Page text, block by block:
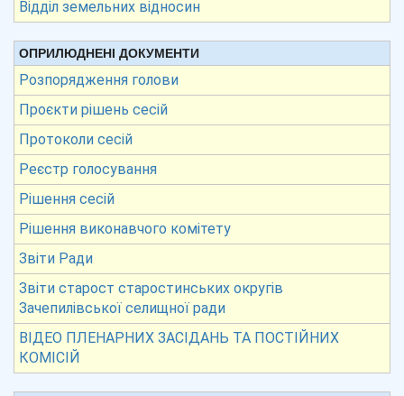
Відділ земельних відносин
ОПРИЛЮДНЕНІ ДОКУМЕНТИ
Розпорядження голови
Проєкти рішень сесій
Протоколи сесій
Реєстр голосування
Рішення сесій
Рішення виконавчого комітету
Звіти Ради
Звіти старост старостинських округів
Зачепилівської селищної ради
ВІДЕО ПЛЕНАРНИХ ЗАСІДАНЬ ТА ПОСТІЙНИХ
КОМІСІЙ